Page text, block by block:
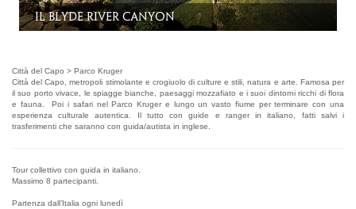
Città del Capo > Parco Kruger
Città del Capo, metropoli stimolante e crogiuolo di culture e stili, natura e arte. Famosa per
il suo porto vivace, le spiagge bianche, paesaggi mozzafiato e i suoi dintorni ricchi di flora
e fauna. Poi i safari nel Parco Kruger e lungo un vasto fiume per terminare con una
esperienza culturale autentica. Il tutto con guide e ranger in italiano, fatti salvi i
trasferimenti che saranno con guida/autista in inglese.
Tour collettivo con guida in italiano.
Massimo 8 partecipanti.
Partenza dall’Italia ogni lunedì